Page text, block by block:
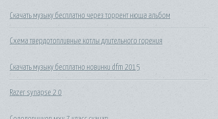
Скачать музыку бесплатно через торрент нюша альбом
Схема твердотопливные котлы длительного горения
Скачать музыку бесплатно новинки dfm 2015
Razer synapse 2 0